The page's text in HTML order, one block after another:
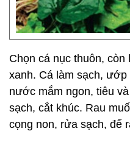
Chọn cá nục thuôn,
xanh. Cá làm sạch,
nước mắm ngon, tiêu
sạch, cắt khúc. Rau
cọng non, rửa sạch, để